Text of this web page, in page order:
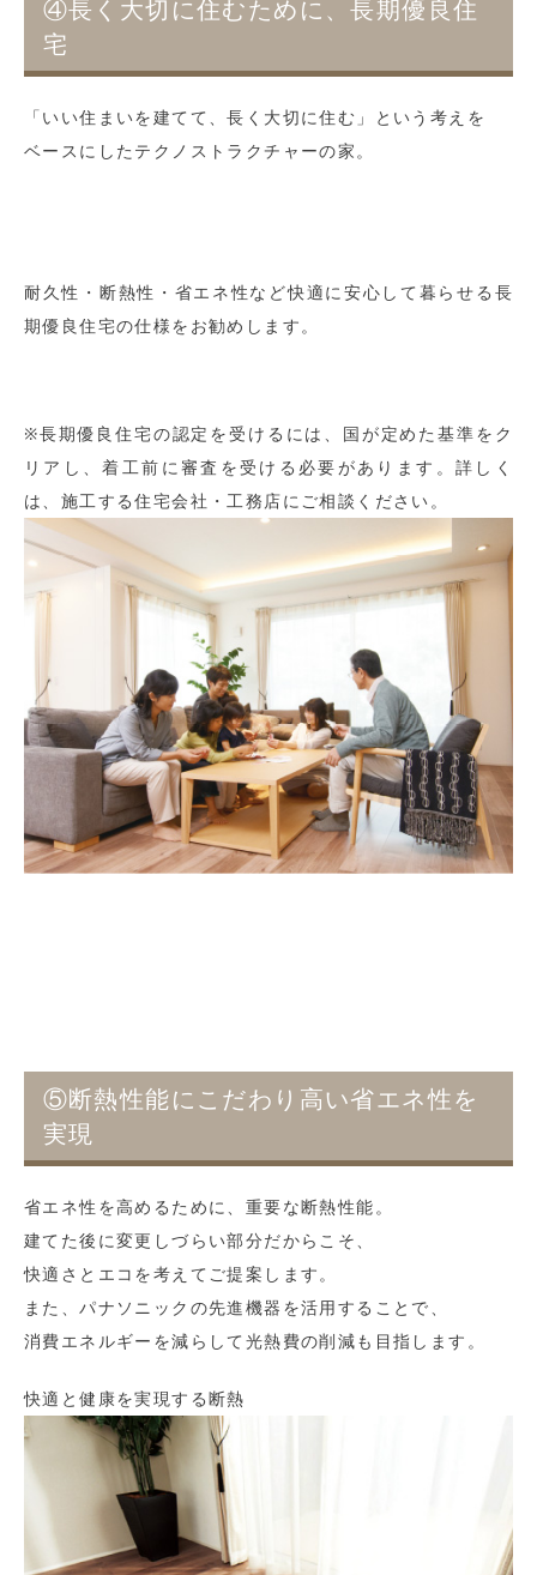
④長く大切に住むために、長期優良住
宅
「いい住まいを建てて、長く大切に住む」という考えを
ベースにしたテクノストラクチャーの家。
耐久性・断熱性・省エネ性など快適に安心して暮らせる長
期優良住宅の仕様をお勧めします。
※長期優良住宅の認定を受けるには、国が定めた基準をク
リアし、着工前に審査を受ける必要があります。詳しく
は、施工する住宅会社・工務店にご相談ください。
⑤断熱性能にこだわり高い省エネ性を
実現
省エネ性を高めるために、重要な断熱性能。
建てた後に変更しづらい部分だからこそ、
快適さとエコを考えてご提案します。
また、パナソニックの先進機器を活用することで、
消費エネルギーを減らして光熱費の削減も目指します。
快適と健康を実現する断熱